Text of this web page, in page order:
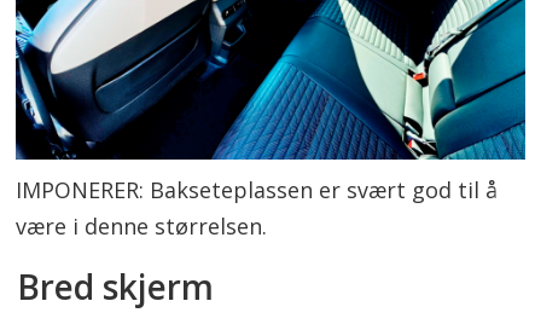
IMPONERER: Bakseteplassen er svært god til å
være i denne størrelsen.
Bred skjerm